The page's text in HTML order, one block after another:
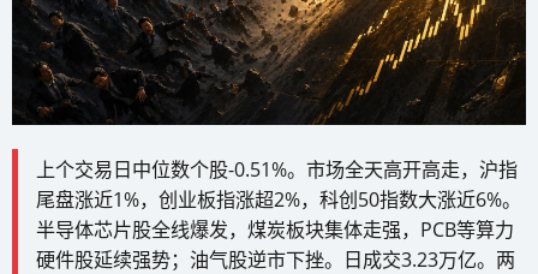
上个交易日中位数个股-0.51%。市场全天高开高走，沪指
尾盘涨近1%，创业板指涨超2%，科创50指数大涨近6%。
半导体芯片股全线爆发，煤炭板块集体走强，PCB等算力
硬件股延续强势；油气股逆市下挫。日成交3.23万亿。两